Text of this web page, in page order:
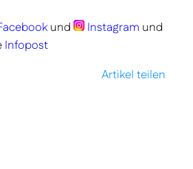
und Instagram und
Infopost
Artikel teilen